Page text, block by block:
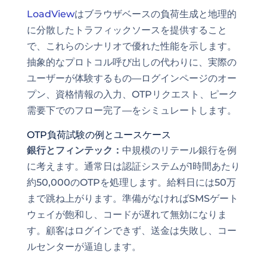
LoadViewはブラウザベースの負荷生成と地理的
に分散したトラフィックソースを提供すること
で、これらのシナリオで優れた性能を示します。
抽象的なプロトコル呼び出しの代わりに、実際の
ユーザーが体験するもの—ログインページのオー
プン、資格情報の入力、OTPリクエスト、ピーク
需要下でのフロー完了—をシミュレートします。
OTP負荷試験の例とユースケース
銀行とフィンテック： 中規模のリテール銀行を例
に考えます。通常日は認証システムが1時間あたり
約50,000のOTPを処理します。給料日には50万
まで跳ね上がります。準備がなければSMSゲート
ウェイが飽和し、コードが遅れて無効になりま
す。顧客はログインできず、送金は失敗し、コー
ルセンターが逼迫します。